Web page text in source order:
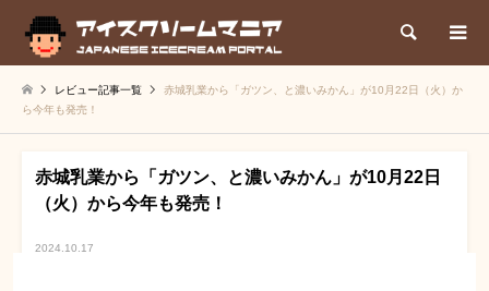
検索
レビュー記事一覧
赤城乳業から「ガツン、と濃いみかん」が10月22日（火）か
ら今年も発売！
赤城乳業から「ガツン、と濃いみかん」が10月22日
（火）から今年も発売！
2024.10.17